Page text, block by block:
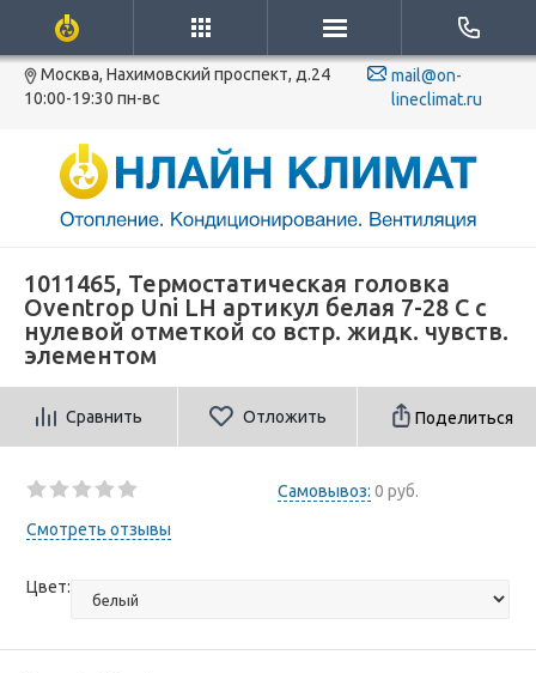
Москва, Нахимовский проспект, д.24
10:00-19:30 пн-вс
mail@on-
lineclimat.ru
1011465, Термостатическая головка
Oventrop Uni LH артикул белая 7-28 С с
нулевой отметкой со встр. жидк. чувств.
элементом
Сравнить Отложить Поделиться
Самовывоз: 0 руб.
Смотреть отзывы
Цвет: